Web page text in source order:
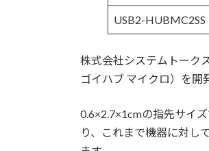
USB2-HUBMC2SS
株式会社システムトーク
ゴイハブ マイクロ）を開
0.6×2.7×1cmの指先サイ
り、これまで機器に対し